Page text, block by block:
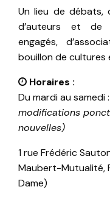
Un lieu de débats,
d’auteurs et de
engagés,
bouillon de cultures
Horaires :
Du mardi au samedi
modifications
nouvelles)
1 rue Frédéric
Maubert-Mutualité,
Dame)